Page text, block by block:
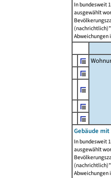
In bundesweit
ausgewählt
Abweichungen
Gebäude
In bundesweit
ausgewählt
Abweichungen